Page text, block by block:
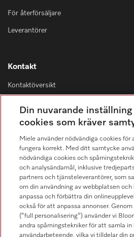
För återförsäljare
Leverantörer
Kontakt
Kontaktöversikt
08-562 29 800
Hitta återförsäljare
Din nuvarande inställning
cookies som kräver
Miele använder nödvändiga cookies för
fungera korrekt. Med ditt samtycke
nödvändiga cookies och
och analysändamål, inklusive
partners och tjänsteleverantörer, som
om din användning av webbplatsen och
anpassa och förbättra din
också för att anpassa annonser.
(“full personalisering”) använder vi
andra spårningstekniker för att samla
användarbeteende, vilka vi tilldelar din